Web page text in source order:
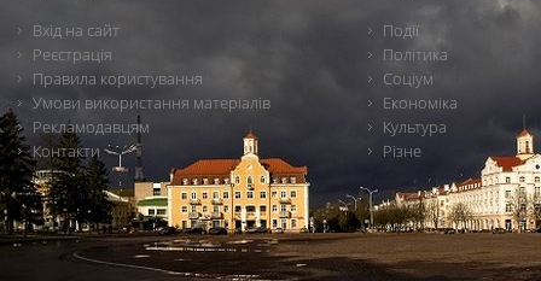
Вхід на сайт
Реєстрація
Правила користування
Умови використання матеріалів
Рекламодавцям
Контакти
Події
Політика
Соціум
Економіка
Культура
Різне